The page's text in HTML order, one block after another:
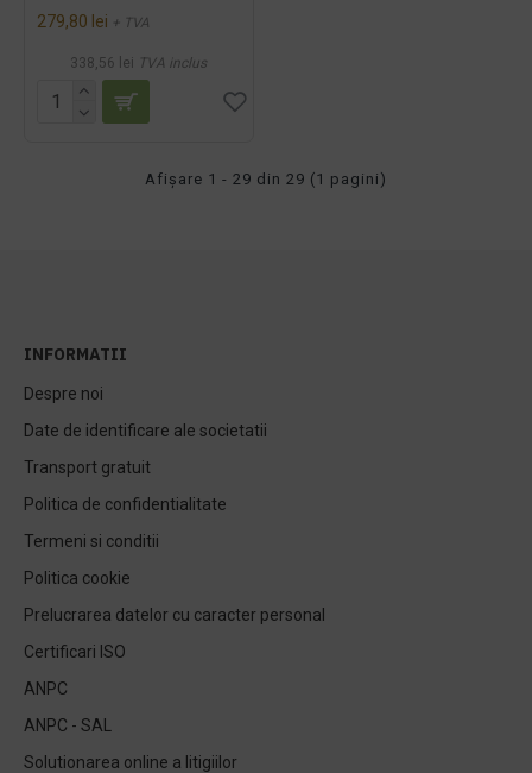
279,80 lei + TVA
338,56 lei TVA inclus
Afişare 1 - 29 din 29 (1 pagini)
INFORMATII
Despre noi
Date de identificare ale societatii
Transport gratuit
Politica de confidentialitate
Termeni si conditii
Politica cookie
Prelucrarea datelor cu caracter personal
Certificari ISO
ANPC
ANPC - SAL
Solutionarea online a litigiilor